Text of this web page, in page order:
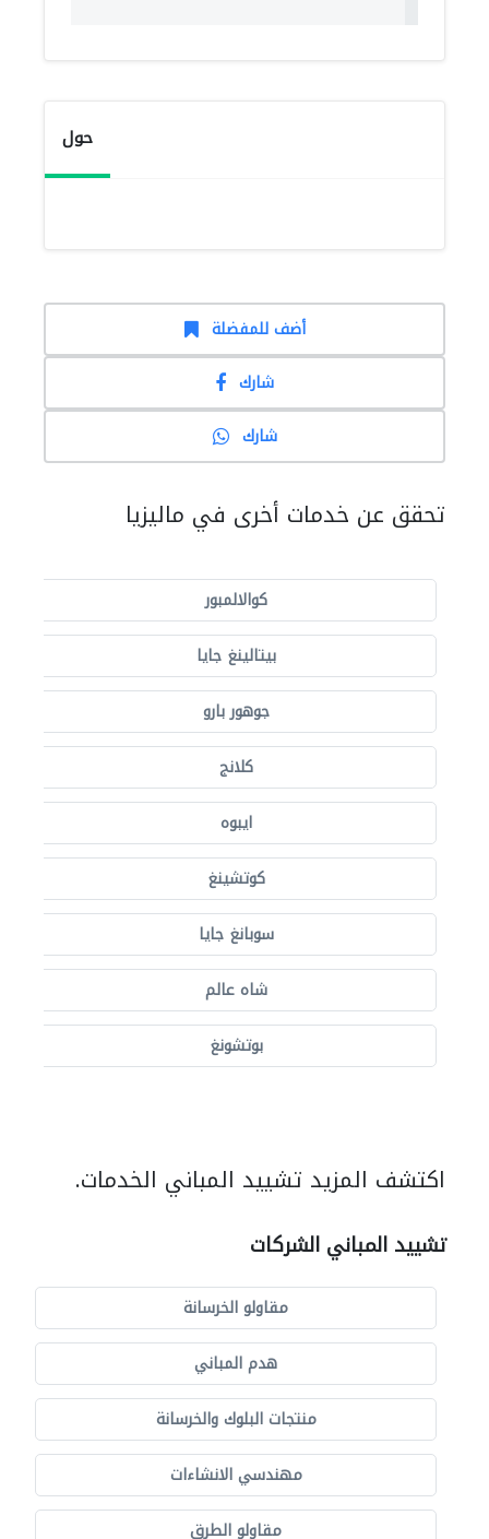
حول
أضف للمفضلة
شارك
شارك
تحقق عن خدمات أخرى في ماليزيا
كوالالمبور
بيتالينغ جايا
جوهور بارو
كلانج
ايبوه
كوتشينغ
سوبانغ جايا
شاه عالم
بوتشونغ
اكتشف المزيد تشييد المباني الخدمات.
تشييد المباني الشركات
مقاولو الخرسانة
هدم المباني
منتجات البلوك والخرسانة
مهندسي الانشاءات
مقاولو الطرق